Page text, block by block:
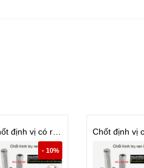
Chốt định vị có ren D20 - M10x1.5
- 10%